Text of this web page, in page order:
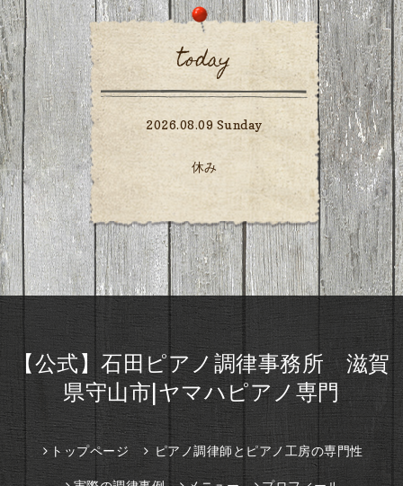
today
2026.08.09 Sunday
休み
【公式】石田ピアノ調律事務所 滋賀
県守山市|ヤマハピアノ専門
トップページ ピアノ調律師とピアノ工房の専門性